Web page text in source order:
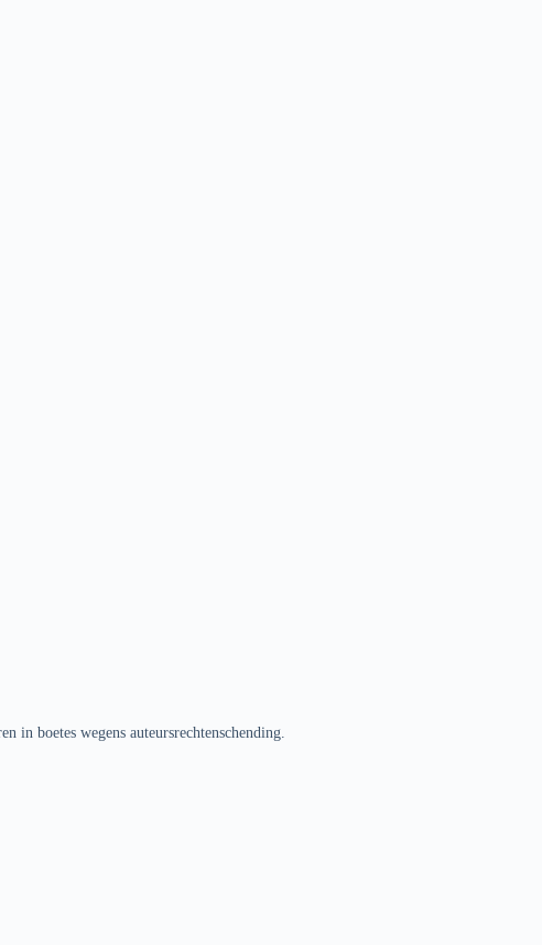
boetes wegens auteursrechtenschending.